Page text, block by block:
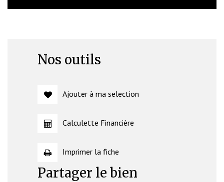
Nos outils
Ajouter à ma selection
Calculette Financière
Imprimer la fiche
Partager le bien